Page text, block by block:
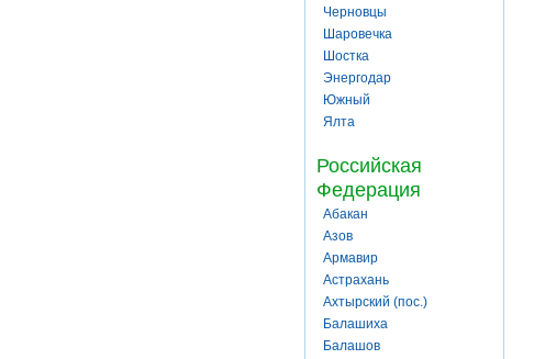
Черновцы
Шаровечка
Шостка
Энергодар
Южный
Ялта
Российская
Федерация
Абакан
Азов
Армавир
Астрахань
Ахтырский (пос.)
Балашиха
Балашов